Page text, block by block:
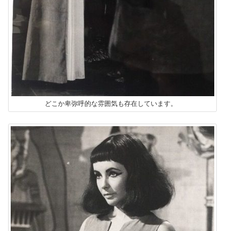
どこか卑弥呼的な雰囲気も存在しています。